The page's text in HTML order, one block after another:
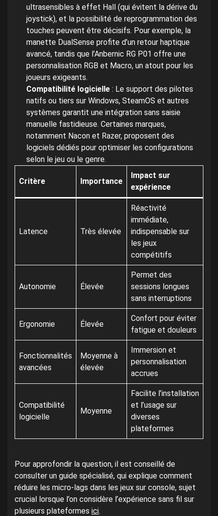
ultrasensibles à effet Hall (qui évitent la dérive du
joystick), et la possibilité de reprogrammation des
touches peuvent être décisifs. Pour exemple, la
manette DualSense profite d’un retour haptique
avancé, tandis que l’Anbernic RG P01 offre une
personnalisation RGB et Macro, un atout pour les
joueurs exigeants.
Compatibilité logicielle : Le support des pilotes
natifs ou tiers sur Windows, SteamOS et autres
systèmes garantit une intégration sans saisie
manuelle fastidieuse. Certaines marques,
notamment Nacon et Razer, proposent des
logiciels dédiés pour optimiser les configurations
selon le jeu ou le genre.
Critère Importance
Impact sur
expérience
Latence Très élevée
Réactivité
immédiate,
indispensable sur
les jeux
compétitifs
Autonomie Élevée
Permet des
sessions longues
sans interruptions
Ergonomie Élevée
Confort pour éviter
fatigue et douleurs
Fonctionnalités
avancées
Moyenne à
élevée
Immersion et
personnalisation
accrues
Compatibilité
logicielle
Moyenne
Facilite l’installation
et l’usage sur
diverses
plateformes
Pour approfondir la question, il est conseillé de
consulter un guide spécialisé, qui explique comment
réduire les micro-lags dans les jeux sur console, sujet
crucial lorsque l’on considère l’expérience sans fil sur
plusieurs plateformes ici.